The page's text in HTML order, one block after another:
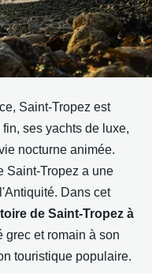
Saint-Tropez est
ses yachts de luxe,
nocturne animée.
Saint-Tropez a une
Dans cet
de Saint-Tropez à
grec et romain à son
touristique populaire.